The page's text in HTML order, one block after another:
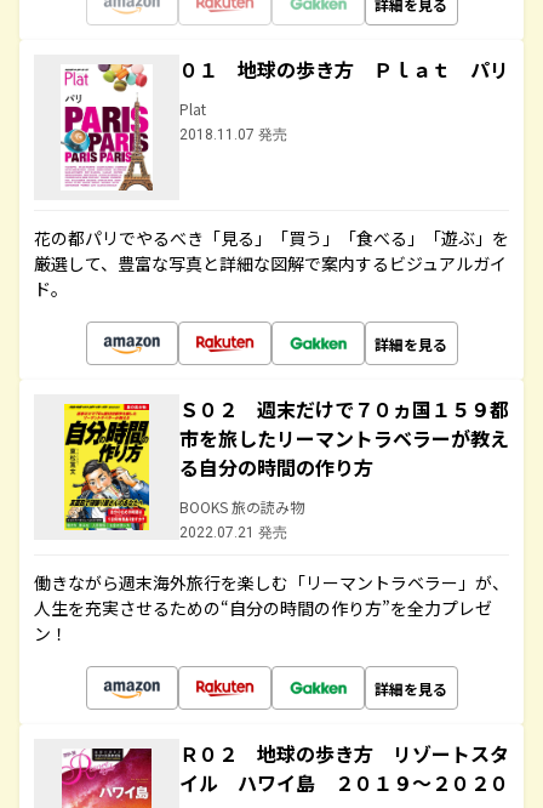
０１ 地球の歩き方 Ｐｌａｔ パリ
Plat
2018.11.07 発売
花の都パリでやるべき「見る」「買う」「食べる」「遊ぶ」を
厳選して、豊富な写真と詳細な図解で案内するビジュアルガイ
ド。
詳細を見る
Ｓ０２ 週末だけで７０ヵ国１５９都
市を旅したリーマントラベラーが教え
る自分の時間の作り方
BOOKS 旅の読み物
2022.07.21 発売
働きながら週末海外旅行を楽しむ「リーマントラベラー」が、
人生を充実させるための“自分の時間の作り方”を全力プレゼ
ン！
詳細を見る
Ｒ０２ 地球の歩き方 リゾートスタ
イル ハワイ島 ２０１９～２０２０